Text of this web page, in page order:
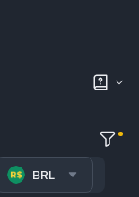
BRL